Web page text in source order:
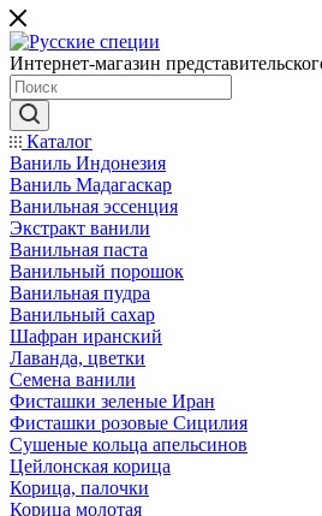
Интернет-магазин
Каталог
Ваниль Индонезия
Ваниль Мадагаскар
Ванильная эссенция
Экстракт ванили
Ванильная паста
Ванильный порошок
Ванильная пудра
Ванильный сахар
Шафран иранский
Лаванда, цветки
Семена ванили
Фисташки зеленые Иран
Фисташки розовые Сицилия
Сушеные кольца апельсинов
Цейлонская корица
Корица, палочки
Корица молотая